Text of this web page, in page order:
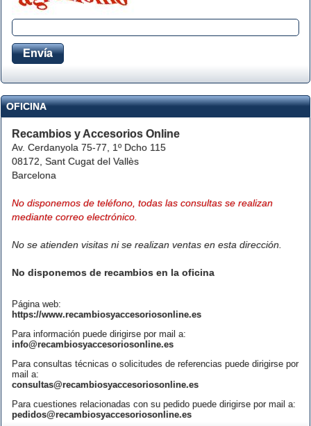
OFICINA
Recambios y Accesorios Online
Av. Cerdanyola 75-77, 1º Dcho 115
08172, Sant Cugat del Vallès
Barcelona
No disponemos de teléfono, todas las consultas se realizan
mediante correo electrónico.
No se atienden visitas ni se realizan ventas en esta dirección.
No disponemos de recambios en la oficina
Página web:
https://www.recambiosyaccesoriosonline.es
Para información puede dirigirse por mail a:
info@recambiosyaccesoriosonline.es
Para consultas técnicas o solicitudes de referencias puede dirigirse por
mail a:
consultas@recambiosyaccesoriosonline.es
Para cuestiones relacionadas con su pedido puede dirigirse por mail a:
pedidos@recambiosyaccesoriosonline.es